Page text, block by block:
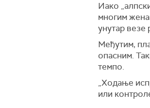
Иако
многим
унутар везе
Међутим,
опасним.
темпо.
„Ходање
или